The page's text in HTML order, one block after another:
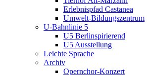
Erlebnispfad Castanea
Umwelt-Bildungszentrum
U-Bahnlinie 5
U5 Berlinspirierend
U5 Ausstellung
Leichte Sprache
Archiv
Opernchor-Konzert